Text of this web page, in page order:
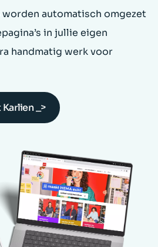
worden automatisch omgezet
in jullie eigen
handmatig werk voor
Karlien